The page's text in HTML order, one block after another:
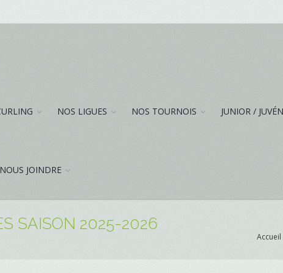
NOS LIGUES NOS TOURNOIS JUNIOR /
NOUS JOINDRE
SAISON 2025-2026
Accueil